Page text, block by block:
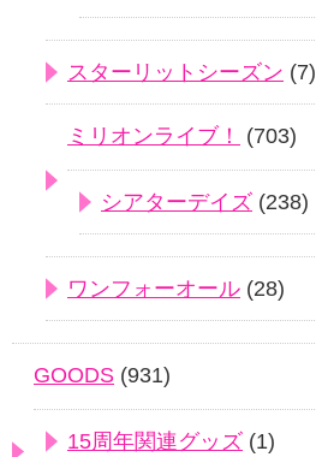
スターリットシーズン (7)
ミリオンライブ！ (703)
シアターデイズ (238)
ワンフォーオール (28)
GOODS (931)
15周年関連グッズ (1)